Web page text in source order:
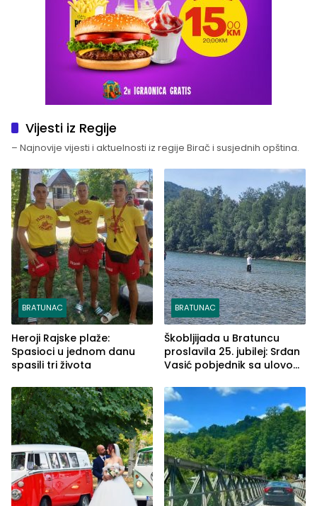
Vijesti iz Regije
– Najnovije vijesti i aktuelnosti iz regije Birač i susjednih opština.
BRATUNAC
Heroji Rajske plaže:
Spasioci u jednom danu
spasili tri života
BRATUNAC
Škobljijada u Bratuncu
proslavila 25. jubilej: Srđan
Vasić pobjednik sa ulovom